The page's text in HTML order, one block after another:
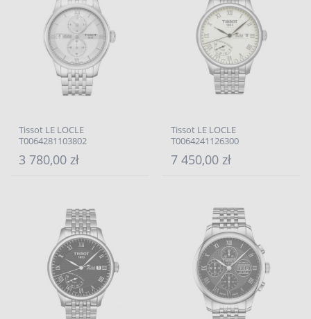
Tissot LE LOCLE
T0064281103802
3 780,00 zł
Tissot LE LOCLE
T0064241126300
7 450,00 zł